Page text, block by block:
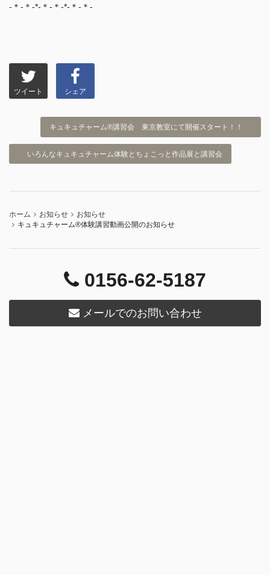
-＊-＊-*-＊-＊-*-＊-＊-
ツイート シェア
キュキュチャーム®講習会 東京教室にて開催スタート！！
いろんなキュキュチャーム体験とちょこっと作品展と講習会
ホーム お知らせ
お知らせ
キュキュチャーム®︎体験講習動画公開のお知らせ
0156-62-5187
メールでのお問い合わせ